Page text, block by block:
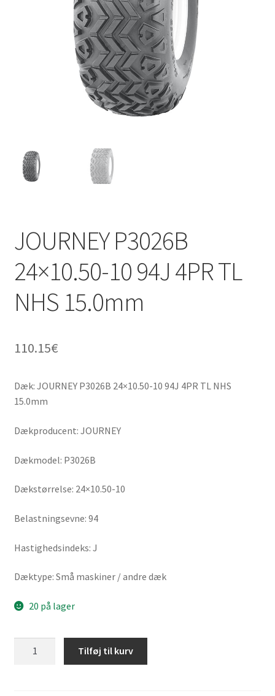
JOURNEY P3026B
24×10.50-10 94J 4PR TL
NHS 15.0mm
110.15€
Dæk: JOURNEY P3026B 24×10.50-10 94J 4PR TL NHS
15.0mm
Dækproducent: JOURNEY
Dækmodel: P3026B
Dækstørrelse: 24×10.50-10
Belastningsevne: 94
Hastighedsindeks: J
Dæktype: Små maskiner / andre dæk
20 på lager
Tilføj til kurv